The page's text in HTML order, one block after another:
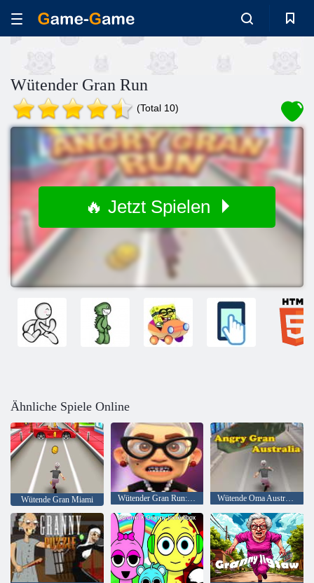
Wütender Gran Run
(Total 10)
🔥 Jetzt Spielen
Ähnliche Spiele Online
Wütende Gran Miami Wütender Gran Run: Grannywood Wütende Oma Australien